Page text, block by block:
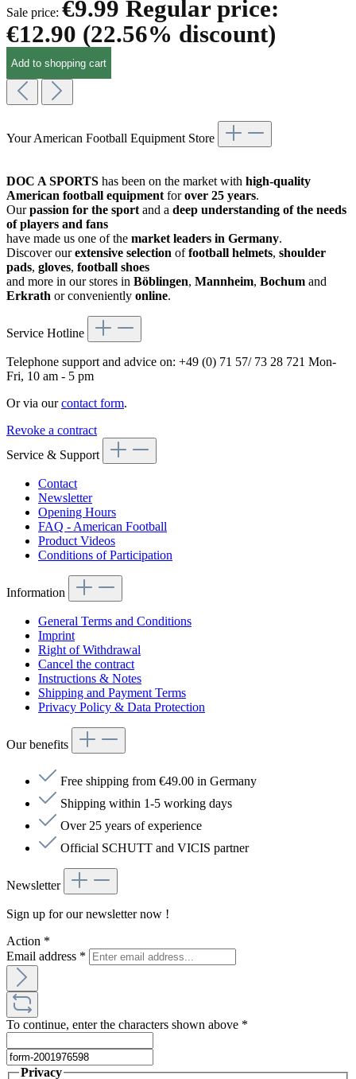
Sale price: €9.99 Regular price:
€12.90 (22.56% discount)
Add to shopping cart
Your American Football Equipment Store
DOC A SPORTS has been on the market with high-quality
American football equipment forover 25 years.
Ourpassion for the sport and a deep understanding of the needs
of players and fans
have made us one of the market leaders in Germany.
Discover ourextensive selection offootball helmets, shoulder
pads, gloves, football shoes
and more in our stores in Böblingen, Mannheim, Bochum and
Erkrath or conveniently online.
Service Hotline
Telephone support and advice on: +49 (0) 71 57/ 73 28 721 Mon-
Fri, 10 am - 5 pm
Or via ourcontact form.
Revoke a contract
Service & Support
Contact
Newsletter
Opening Hours
FAQ - American Football
Product Videos
Conditions of Participation
Information
General Terms and Conditions
Imprint
Right of Withdrawal
Cancel the contract
Instructions & Notes
Shipping and Payment Terms
Privacy Policy & Data Protection
Our benefits
Free shipping from €49.00 in Germany
Shipping within 1-5 working days
Over 25 years of experience
Official SCHUTT and VICIS partner
Newsletter
Sign up for our newsletter now !
Action *
Email address *
To continue, enter the characters shown above *
Privacy